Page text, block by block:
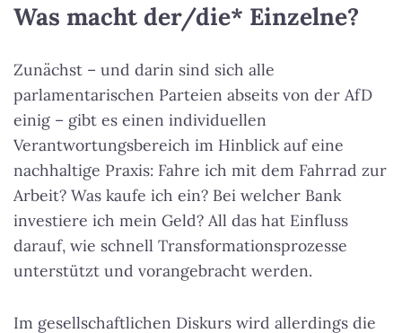
Was macht der/die* Einzelne?
Zunächst – und darin sind sich alle
parlamentarischen Parteien abseits von der AfD
einig – gibt es einen individuellen
Verantwortungsbereich im Hinblick auf eine
nachhaltige Praxis: Fahre ich mit dem Fahrrad zur
Arbeit? Was kaufe ich ein? Bei welcher Bank
investiere ich mein Geld? All das hat Einfluss
darauf, wie schnell Transformationsprozesse
unterstützt und vorangebracht werden.
Im gesellschaftlichen Diskurs wird allerdings die